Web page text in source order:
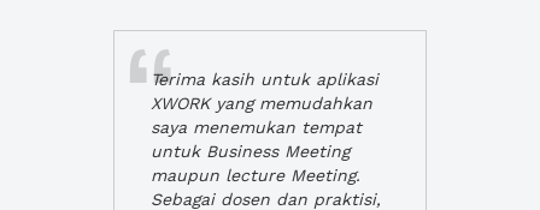
Terima kasih untuk aplikasi
XWORK yang memudahkan
saya menemukan tempat
untuk Business Meeting
maupun lecture Meeting.
Sebagai dosen dan praktisi,